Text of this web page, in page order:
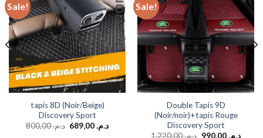
Sale!
Add to
wishlist
tapis 8D (Noir/Beige)
Discovery Sport
د.م.800,00 د.م.689,00
Sale!
Add to
wishlist
Double Tapis 9D
(Noir/noir)+tapis Rouge
Discovery Sport
د.م.1.220,00 د.م.990,00